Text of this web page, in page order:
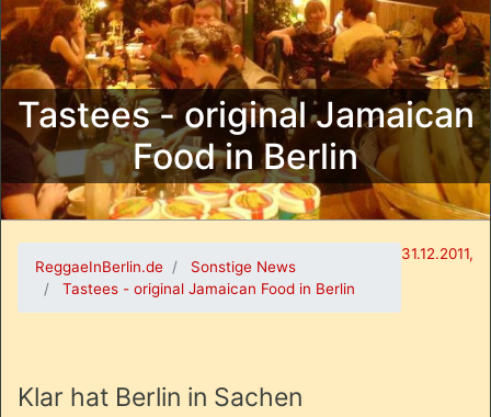
Tastees - original Jamaican
Food in Berlin
31.12.2011,
ReggaeInBerlin.de
Sonstige News
Tastees - original Jamaican Food in Berlin
Klar hat Berlin in Sachen